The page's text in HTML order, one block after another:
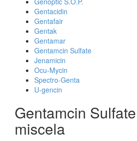
Gentacidin
Gentafair
Gentak
Gentamar
Gentamcin Sulfate
Jenamicin
Ocu-Mycin
Spectro-Genta
U-gencin
Gentamcin
miscela